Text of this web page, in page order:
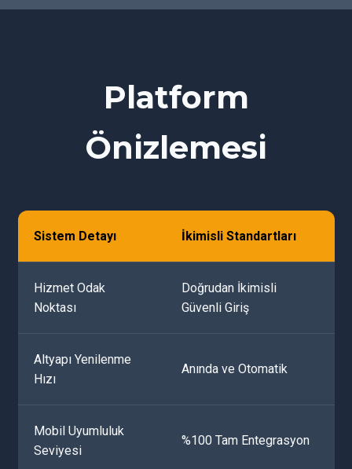
Platform
Önizlemesi
Sistem Detayı İkimisli Standartları
Hizmet Odak
Noktası
Doğrudan İkimisli
Güvenli Giriş
Altyapı Yenilenme
Hızı
Anında ve Otomatik
Mobil Uyumluluk
Seviyesi
%100 Tam Entegrasyon